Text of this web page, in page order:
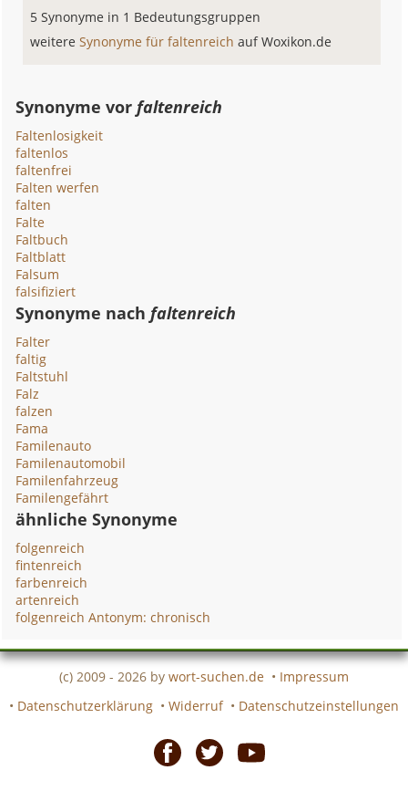
5 Synonyme in 1 Bedeutungsgruppen
weitereSynonyme für faltenreichauf Woxikon.de
Synonyme vorfaltenreich
Faltenlosigkeit
faltenlos
faltenfrei
Falten werfen
falten
Falte
Faltbuch
Faltblatt
Falsum
falsifiziert
Synonyme nachfaltenreich
Falter
faltig
Faltstuhl
Falz
falzen
Fama
Familenauto
Familenautomobil
Familenfahrzeug
Familengefährt
ähnliche Synonyme
folgenreich
fintenreich
farbenreich
artenreich
folgenreich Antonym: chronisch
(c) 2009 - 2026 by wort-suchen.de • Impressum
• Datenschutzerklärung • Widerruf • Datenschutzeinstellungen